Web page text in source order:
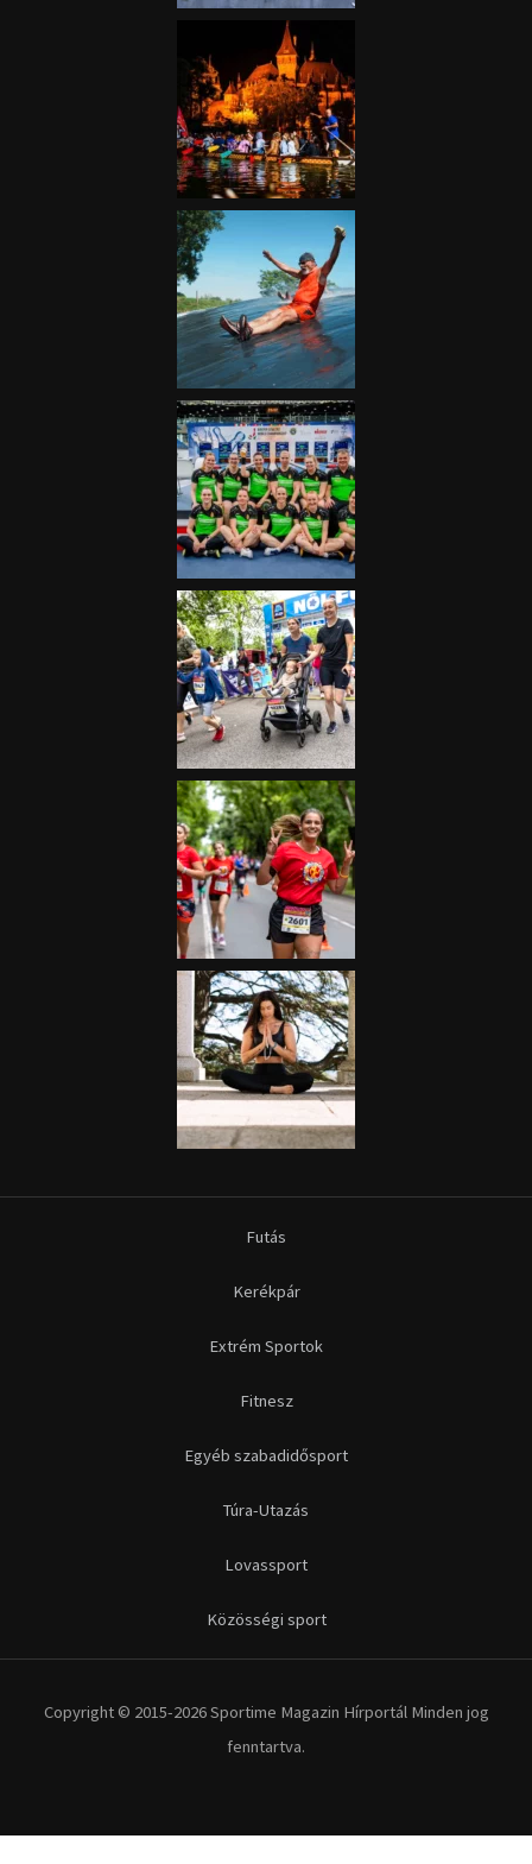
Futás
Kerékpár
Extrém Sportok
Fitnesz
Egyéb szabadidősport
Túra-Utazás
Lovassport
Közösségi sport
Copyright © 2015-2026 Sportime Magazin Hírportál Minden jog
fenntartva.